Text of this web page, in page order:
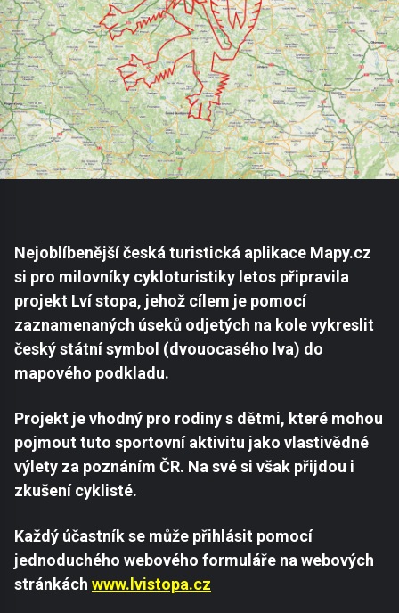
Nejoblíbenější česká turistická aplikace Mapy.cz
si pro milovníky cykloturistiky letos připravila
projekt Lví stopa, jehož cílem je pomocí
zaznamenaných úseků odjetých na kole vykreslit
český státní symbol (dvouocasého lva) do
mapového podkladu.
Projekt je vhodný pro rodiny s dětmi, které mohou
pojmout tuto sportovní aktivitu jako vlastivědné
výlety za poznáním ČR. Na své si však přijdou i
zkušení cyklisté.
Každý účastník se může přihlásit pomocí
jednoduchého webového formuláře na webových
stránkách www.lvistopa.cz